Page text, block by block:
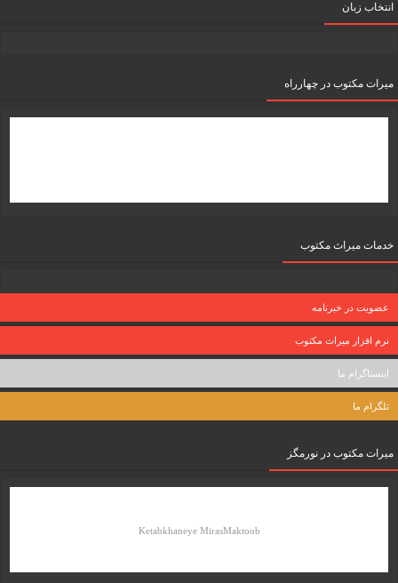
انتخاب زبان
میرات مکتوب در چهارراه
خدمات میراث مکتوب
عضویت در خبرنامه
نرم افزار میراث مکتوب
اینستاگرام ما
تلگرام ما
میرات مکتوب در نورمگز
Ketabkhaneye MirasMaktoob